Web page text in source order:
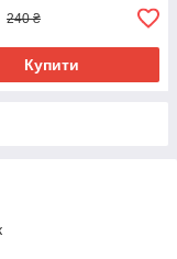
240 ₴
Купити